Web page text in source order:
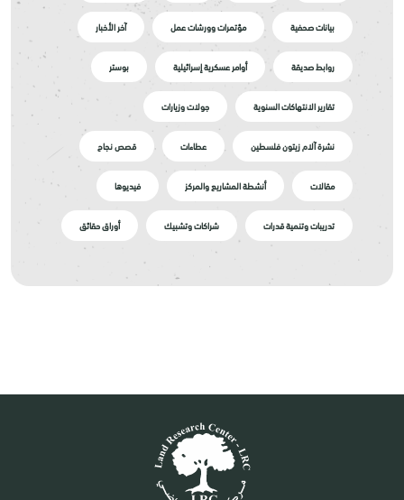
بيانات صحفية مؤتمرات وورشات عمل آخر الأخبار
روابط صديقة أوامر عسكرية إسرائيلية بوستر
تقارير الانتهاكات السنوية جولات وزيارات
نشرة آلام زيتون فلسطين عطاءات قصص نجاح
مقالات أنشطة المشاريع والمركز فيديوها
تدريبات وتنمية قدرات شراكات وتشبيك أوراق حقائق